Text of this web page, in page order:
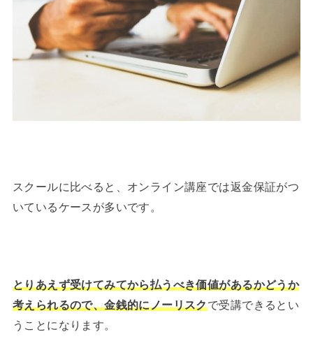
スクールに比べると、オンライン講座では返金保証がつ
いているケースが多いです。
とりあえず受けてみてから払うべき価値があるかどうか
考えられるので、金銭的にノーリスクで受講できるとい
うことになります。